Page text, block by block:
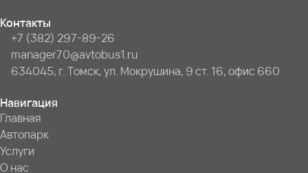
Контакты
+7 (382) 297-89-26
manager70@avtobus1.ru
634045, г. Томск, ул. Мокрушина, 9 ст. 16, офис 660
Навигация
Главная
Автопарк
Услуги
О нас